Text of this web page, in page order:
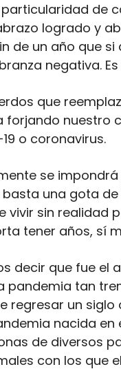
particularidad de
logrado y
de un año que
negativa.
que
forjando nuestro
o coronavirus.
se
una gota
vivir sin realidad
tener años, sí
decir que fue el
pandemia tan
regresar un
nacida
de diversos
con los que